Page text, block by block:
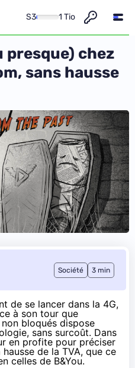
S3 1 Tio
presque) chez
sans hausse
Société 3 min
de se lancer dans la 4G,
à son tour que
bloqués dispose
sans surcoût. Dans
en profite pour préciser
de la TVA, que ce
celles de B&You.